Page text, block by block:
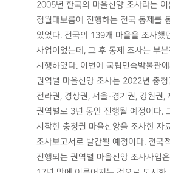
2005년 한국의 마을신앙 조사라는 이
정월대보름에 진행하는 전국 동제를
있었다. 전국의 139개 마을을 조사했
사업이었는데, 그 후 동제 조사는 부
시행하였다. 이번에 국립민속박물관
권역별 마을신앙 조사는 2022년 충
전라권, 경상권, 서울·경기권, 강원권,
권역별로 3년 동안 진행될 예정이다.
시작한 충청권 마을신앙을 조사한 자
조사보고서로 발간될 예정이다. 전국
진행되는 권역별 마을신앙 조사사업